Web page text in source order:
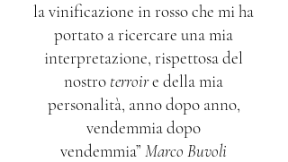
la vinificazione in rosso che mi ha
portato a ricercare una mia
interpretazione, rispettosa del
nostro terroire della mia
personalità, anno dopo anno,
vendemmia dopo
vendemmia” Marco Buvoli